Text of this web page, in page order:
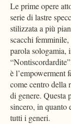
Le prime opere
serie di lastre
stilizzata a più
scacchi
parola sologamia,
è l’empowerment
come centro della
di genere. Questa
sincero, in quanto
tutti i generi.